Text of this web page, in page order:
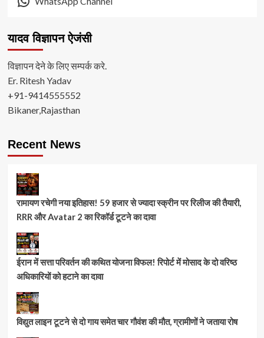
यादव विज्ञापन ऐजंसी
विज्ञापन देने के लिए सम्पर्क करे.
Er. Ritesh Yadav
+91-9414555552
Bikaner,Rajasthan
Recent News
रामायण रचेगी नया इतिहास! 59 हजार से ज्यादा स्क्रीन पर रिलीज की तैयारी,
RRR और Avatar 2 का रिकॉर्ड टूटने का दावा
ईरान में सत्ता परिवर्तन की कथित योजना विफल! रिपोर्ट में मोसाद के दो वरिष्ठ
अधिकारियों को हटाने का दावा
विद्युत लाइन टूटने से दो गाय समेत चार गौवंश की मौत, ग्रामीणों ने जताया रोष